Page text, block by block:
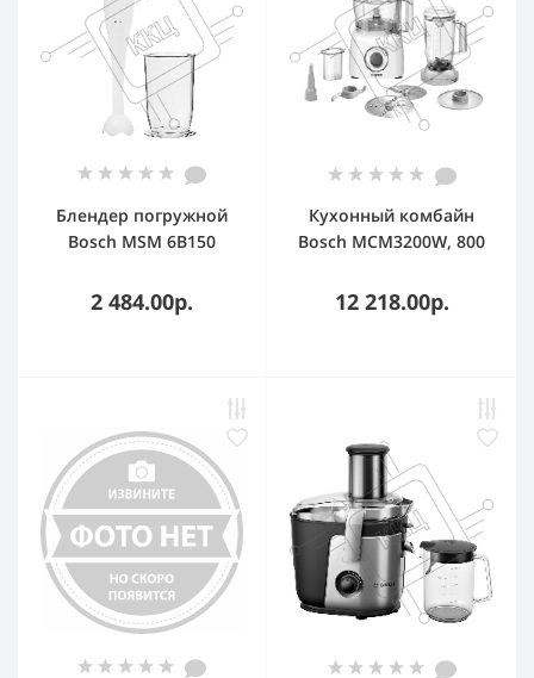
Блендер погружной
Bosch MSM 6B150
скорость, турбо
2 484.00р.
Кухонный комбайн
Bosch MCM3200W, 800
2300 мл.
12 218.00р.